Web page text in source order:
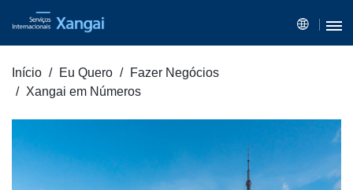
Início Eu Quero
Fazer Negócios
Xangai em Números